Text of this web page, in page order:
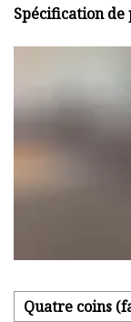
Spécification de
Quatre coins